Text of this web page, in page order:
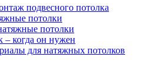
подвесного потолка
потолки
потолки
– когда он нужен
для натяжных потолков